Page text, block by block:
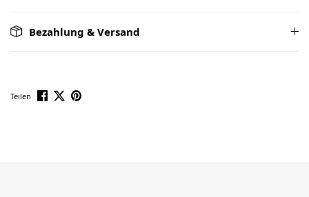
Bezahlung & Versand
Teilen